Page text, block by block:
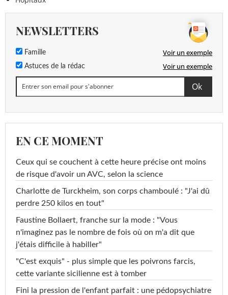
NEWSLETTERS
Famille Voir un exemple
Astuces de la rédac Voir un exemple
EN CE MOMENT
Ceux qui se couchent à cette heure précise ont moins
de risque d'avoir un AVC, selon la science
Charlotte de Turckheim, son corps chamboulé : "J'ai dû
perdre 250 kilos en tout"
Faustine Bollaert, franche sur la mode : "Vous
n'imaginez pas le nombre de fois où on m'a dit que
j'étais difficile à habiller"
"C'est exquis" - plus simple que les poivrons farcis,
cette variante sicilienne est à tomber
Fini la pression de l'enfant parfait : une pédopsychiatre